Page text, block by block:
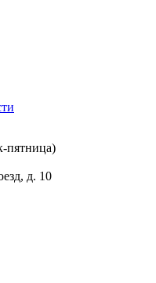
пятница)
д. 10